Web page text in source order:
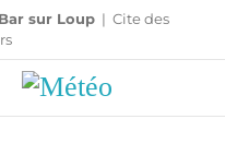
sur Loup | Cite des
Météo